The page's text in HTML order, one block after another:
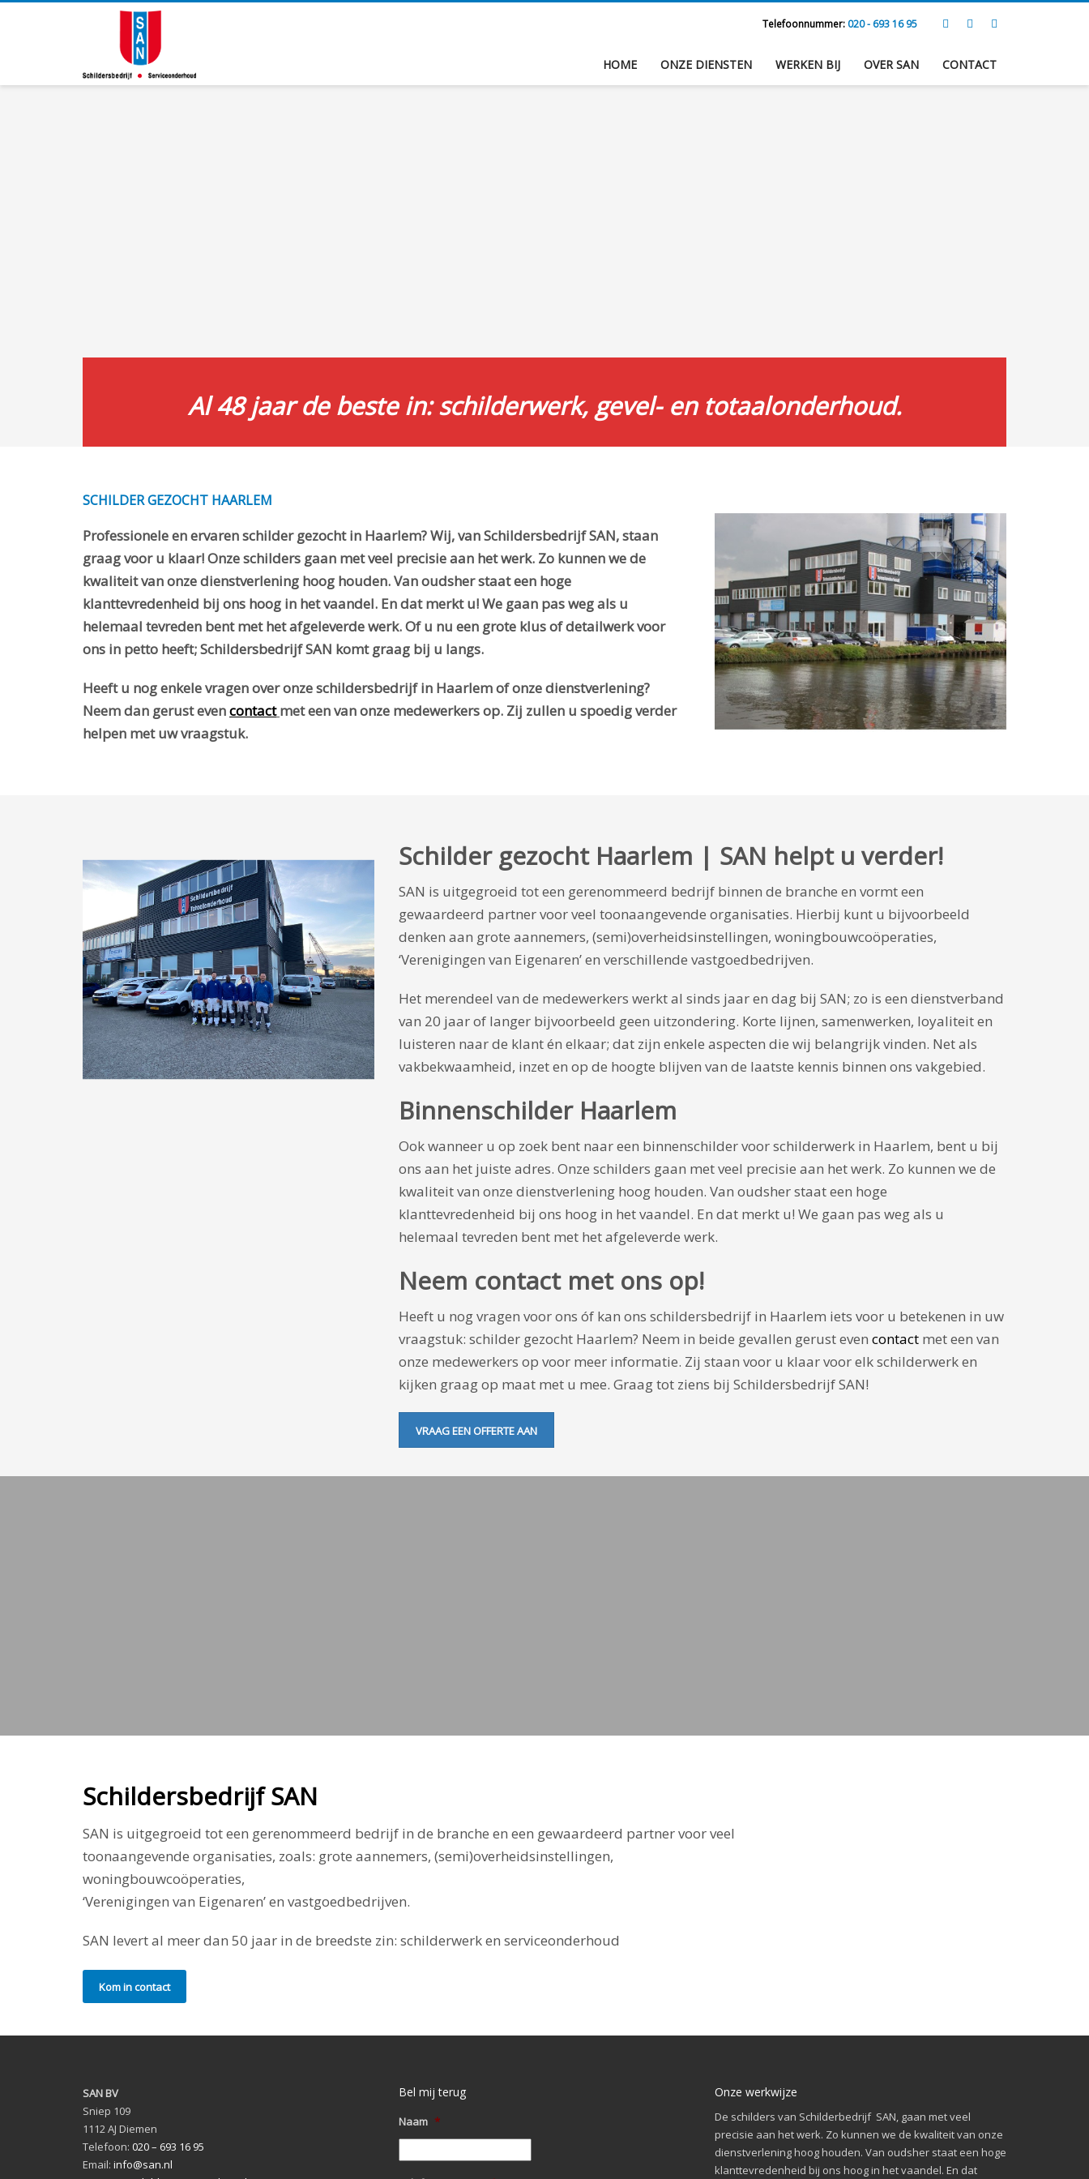
Telefoonnummer: 020 - 693 16 95
HOME ONZE DIENSTEN WERKEN BIJ OVER SAN CONTACT
Al 48 jaar de beste in: schilderwerk, gevel- en totaalonderhoud.
SCHILDER GEZOCHT HAARLEM
Professionele en ervaren schilder gezocht in Haarlem? Wij, van Schildersbedrijf SAN, staan
graag voor u klaar! Onze schilders gaan met veel precisie aan het werk. Zo kunnen we de
kwaliteit van onze dienstverlening hoog houden. Van oudsher staat een hoge
klanttevredenheid bij ons hoog in het vaandel. En dat merkt u! We gaan pas weg als u
helemaal tevreden bent met het afgeleverde werk. Of u nu een grote klus of detailwerk voor
ons in petto heeft; Schildersbedrijf SAN komt graag bij u langs.
Heeft u nog enkele vragen over onze schildersbedrijf in Haarlem of onze dienstverlening?
Neem dan gerust evencontact met een van onze medewerkers op. Zij zullen u spoedig verder
helpen met uw vraagstuk.
Schilder gezocht Haarlem | SAN helpt u verder!
SAN is uitgegroeid tot een gerenommeerd bedrijf binnen de branche en vormt een
gewaardeerd partner voor veel toonaangevende organisaties. Hierbij kunt u bijvoorbeeld
denken aan grote aannemers, (semi)overheidsinstellingen, woningbouwcoöperaties,
‘Verenigingen van Eigenaren’ en verschillende vastgoedbedrijven.
Het merendeel van de medewerkers werkt al sinds jaar en dag bij SAN; zo is een dienstverband
van 20 jaar of langer bijvoorbeeld geen uitzondering. Korte lijnen, samenwerken, loyaliteit en
luisteren naar de klant én elkaar; dat zijn enkele aspecten die wij belangrijk vinden. Net als
vakbekwaamheid, inzet en op de hoogte blijven van de laatste kennis binnen ons vakgebied.
Binnenschilder Haarlem
Ook wanneer u op zoek bent naar een binnenschilder voor schilderwerk in Haarlem, bent u bij
ons aan het juiste adres. Onze schilders gaan met veel precisie aan het werk. Zo kunnen we de
kwaliteit van onze dienstverlening hoog houden. Van oudsher staat een hoge
klanttevredenheid bij ons hoog in het vaandel. En dat merkt u! We gaan pas weg als u
helemaal tevreden bent met het afgeleverde werk.
Neem contact met ons op!
Heeft u nog vragen voor ons óf kan ons schildersbedrijf in Haarlem iets voor u betekenen in uw
vraagstuk: schilder gezocht Haarlem? Neem in beide gevallen gerust even contact met een van
onze medewerkers op voor meer informatie. Zij staan voor u klaar voor elk schilderwerk en
kijken graag op maat met u mee. Graag tot ziens bij Schildersbedrijf SAN!
VRAAG EEN OFFERTE AAN
Schildersbedrijf SAN
SAN is uitgegroeid tot een gerenommeerd bedrijf in de branche en een gewaardeerd partner voor veel
toonaangevende organisaties, zoals: grote aannemers, (semi)overheidsinstellingen,
woningbouwcoöperaties,
‘Verenigingen van Eigenaren’ en vastgoedbedrijven.
SAN levert al meer dan 50 jaar in de breedste zin: schilderwerk en serviceonderhoud
Kom in contact
SAN BV
Sniep 109
1112 AJ Diemen
Telefoon: 020 – 693 16 95
Email: info@san.nl
Bel mij terug
Naam *
Onze werkwijze
De schilders van Schilderbedrijf SAN, gaan met veel
precisie aan het werk. Zo kunnen we de kwaliteit van onze
dienstverlening hoog houden. Van oudsher staat een hoge
klanttevredenheid bij ons hoog in het vaandel. En dat